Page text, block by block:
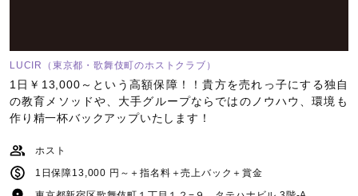
LUCIR（東京都・歌舞伎町のホストクラブ）
1日￥13,000～という高額保障！！貴方を売れっ子にする独自
の教育メソッドや、大手グループならではのノウハウ、環境も
作り精一杯バックアップいたします！
ホスト
1日保障13,000 円～＋指名料＋売上バック＋賞金